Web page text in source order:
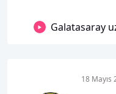
Galatasaray
18 Mayıs